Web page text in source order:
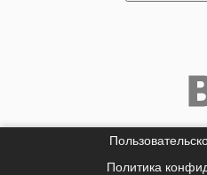
Политика